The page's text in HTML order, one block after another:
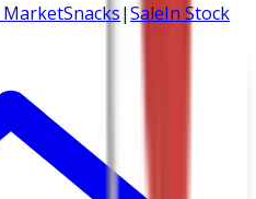
MarketSnacks|SaleIn Stock